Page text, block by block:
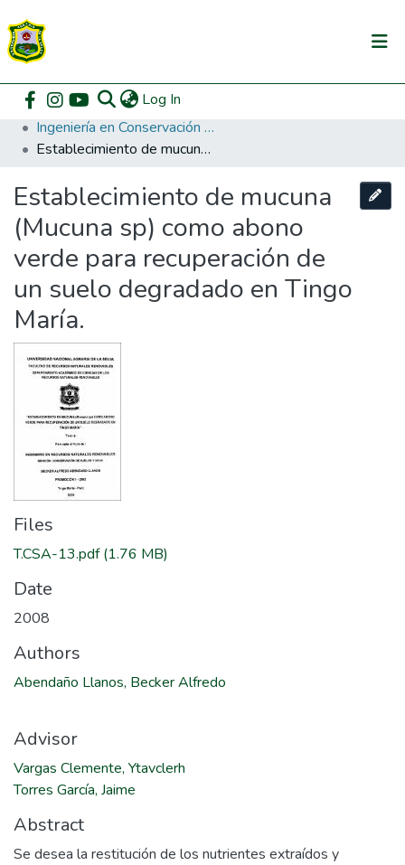
Log In
Communities & Collections
All of DSpace
Home Pregrado
Ingeniería en Conservación de Suelos y Agua
Establecimiento de mucuna (Mucuna sp) como abono verde para recuperación de un suelo degradado en Tingo María.
Establecimiento de mucuna
(Mucuna sp) como abono
verde para recuperación de
un suelo degradado en Tingo
María.
Files
T.CSA-13.pdf(1.76 MB)
Date
2008
Authors
Abendaño Llanos, Becker Alfredo
Advisor
Vargas Clemente, Ytavclerh
Torres García, Jaime
Abstract
Se desea la restitución de los nutrientes extraídos y